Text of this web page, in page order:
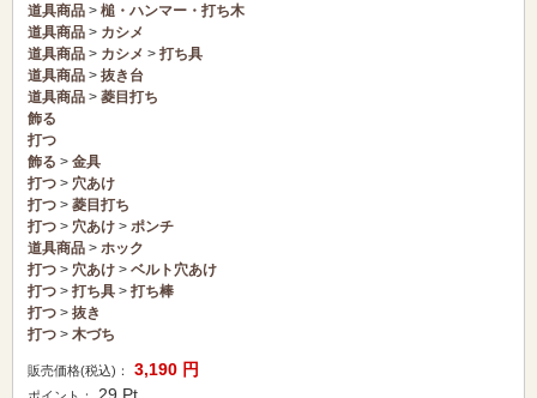
道具商品 > 槌・ハンマー・打ち木
道具商品 > カシメ
道具商品 > カシメ > 打ち具
道具商品 > 抜き台
道具商品 > 菱目打ち
飾る
打つ
飾る > 金具
打つ > 穴あけ
打つ > 菱目打ち
打つ > 穴あけ > ポンチ
道具商品 > ホック
打つ > 穴あけ > ベルト穴あけ
打つ > 打ち具 > 打ち棒
打つ > 抜き
打つ > 木づち
販売価格(税込)： 3,190 円
29 Pt